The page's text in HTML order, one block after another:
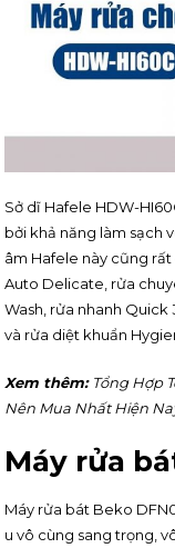
Sở dĩ Hafele HDW-
bởi khả năng làm sạch
âm Hafele này cũng
Auto Delicate, rửa
Wash, rửa nhanh Quick
và rửa diệt khuẩn
Xem thêm: Tổng Hợp
Nên Mua Nhất Hiện
Máy rửa
Máy rửa bát Beko
u vô cùng sang trọng,